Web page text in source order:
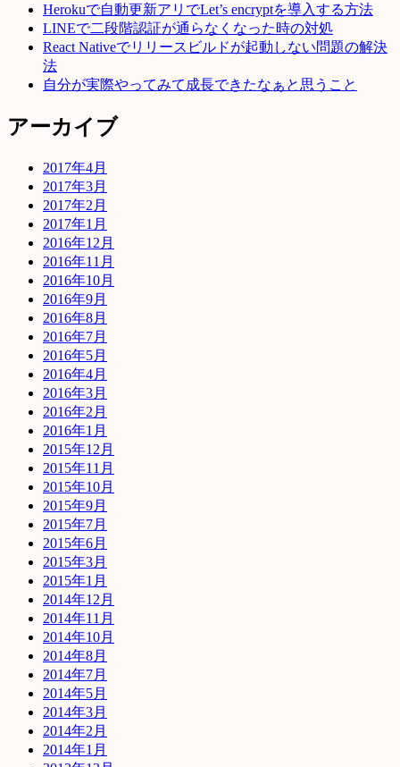
Herokuで自動更新アリでLet’s encryptを導入する方法
LINEで二段階認証が通らなくなった時の対処
React Nativeでリリースビルドが起動しない問題の解決
法
自分が実際やってみて成長できたなぁと思うこと
アーカイブ
2017年4月
2017年3月
2017年2月
2017年1月
2016年12月
2016年11月
2016年10月
2016年9月
2016年8月
2016年7月
2016年5月
2016年4月
2016年3月
2016年2月
2016年1月
2015年12月
2015年11月
2015年10月
2015年9月
2015年7月
2015年6月
2015年3月
2015年1月
2014年12月
2014年11月
2014年10月
2014年8月
2014年7月
2014年5月
2014年3月
2014年2月
2014年1月